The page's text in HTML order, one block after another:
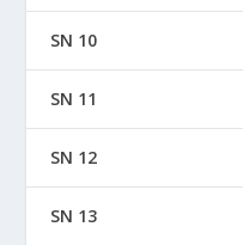
SN 10
SN 11
SN 12
SN 13